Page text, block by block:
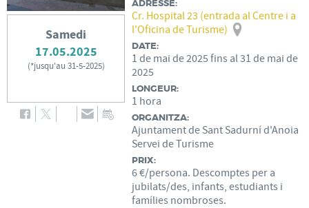
Samedi
17.05.2025
(*jusqu'au 31-5-2025)
ADRESSE:
Cr. Hospital 23 (entrada al Centre i a
l'Oficina de Turisme)
DATE:
1 de mai de2025 fins al31 de mai de
2025
LONGEUR:
1 hora
ORGANITZA:
Ajuntament de Sant Sadurní d'Anoia
Servei de Turisme
PRIX:
6 €/persona. Descomptes per a
jubilats/des, infants, estudiants i
famílies nombroses.